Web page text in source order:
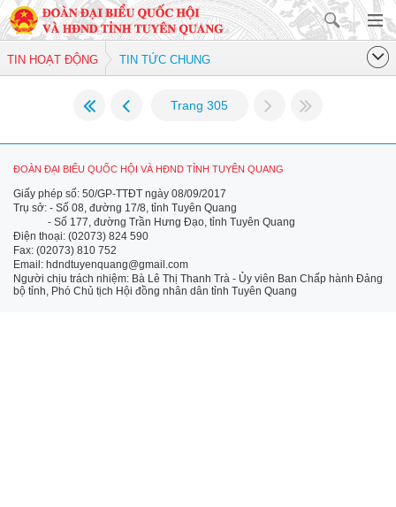
TIN HOẠT ĐỘNG TIN TỨC CHUNG
Trang 305
ĐOÀN ĐẠI BIỂU QUỐC HỘI VÀ HĐND TỈNH TUYÊN QUANG
Giấy phép số: 50/GP-TTĐT ngày 08/09/2017
Trụ sở: - Số 08, đường 17/8, tỉnh Tuyên Quang
- Số 177, đường Trần Hưng Đạo, tỉnh Tuyên Quang
Điện thoại: (02073) 824 590
Fax: (02073) 810 752
Email: hdndtuyenquang@gmail.com
Người chịu trách nhiệm: Bà Lê Thị Thanh Trà - Ủy viên Ban Chấp hành Đảng
bộ tỉnh, Phó Chủ tịch Hội đồng nhân dân tỉnh Tuyên Quang